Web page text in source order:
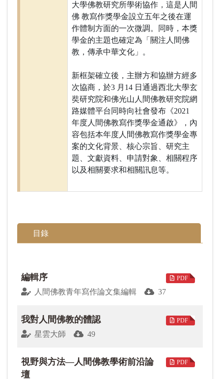
大學佛教研究所學術協作，這是人間
佛 教寫作獎學金設立五年之後在運
作體制方面的一次微調。同時，本獎
學金的主題也確定為「關注人間佛
教，傳承中華文化」。
新框架確立後，主辦方和協辦方經多
次協商，於3 月14 日通過西北大學玄
奘研究院和佛光山人間佛教研究院網
路媒體平台同時向社會發布《2021
年度人間佛教寫作獎學金通啟》，內
容包括本年度人間佛教寫作獎學金專
案的文化背景、核心宗旨、研究主
題、文獻資料、申請對象、相關程序
以及相關要求和相關訊息等。
目錄
編輯序 PDF
人間佛教青年寫作論文集編輯 37
我對人間佛教的體認 PDF
星雲大師 49
視野與方法—人間佛教學術前沿論
壇
PDF